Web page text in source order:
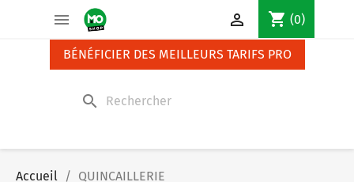
 shopping_cart (0)

BÉNÉFICIER DES MEILLEURS TARIFS PRO
search
Accueil QUINCAILLERIE
Panneau de gestion des cookies